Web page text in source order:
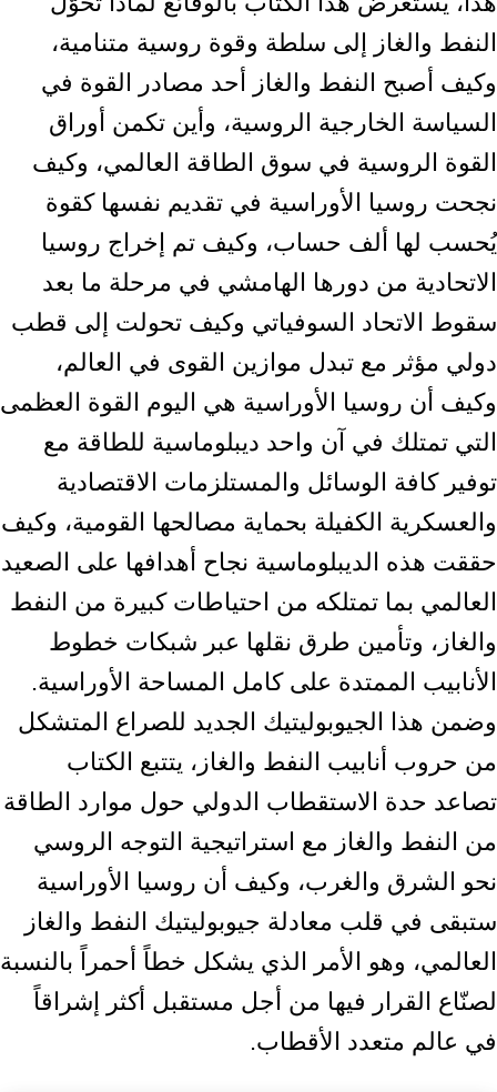
النفط والغاز إلى سلطة وقوة روسية متنامية،
وكيف أصبح النفط ‏والغاز أحد مصادر القوة في
السياسة الخارجية الروسية، وأين تكمن أوراق
القوة الروسية ‏في سوق الطاقة العالمي، وكيف
نجحت روسيا الأوراسية في تقديم نفسها كقوة
يُحسب لها ‏ألف حساب، وكيف تم إخراج روسيا
الاتحادية من دورها الهامشي في مرحلة ما بعد
سقوط ‏الاتحاد السوفياتي وكيف تحولت إلى قطب
دولي مؤثر مع تبدل موازين القوى في العالم،
‏وكيف أن روسيا الأوراسية هي اليوم القوة العظمى
التي تمتلك في آن واحد ديبلوماسية ‏للطاقة مع
توفير كافة الوسائل والمستلزمات الاقتصادية
والعسكرية الكفيلة بحماية ‏مصالحها القومية، وكيف
حققت هذه الديبلوماسية نجاح أهدافها على الصعيد
العالمي بما ‏تمتلكه من احتياطات كبيرة من النفط
والغاز، وتأمين طرق نقلها عبر شبكات خطوط
‏الأنابيب الممتدة على كامل المساحة الأوراسية.‏
وضمن هذا الجيوبوليتيك الجديد للصراع المتشكل
من حروب أنابيب النفط والغاز، يتتبع ‏الكتاب
تصاعد حدة الاستقطاب الدولي حول موارد الطاقة
من النفط والغاز مع استراتيجية ‏التوجه الروسي
نحو الشرق والغرب، وكيف أن روسيا الأوراسية
ستبقى في قلب معادلة ‏جيوبوليتيك النفط والغاز
العالمي، وهو الأمر الذي يشكل خطاً أحمراً بالنسبة
لصنّاع القرار ‏فيها من أجل مستقبل أكثر إشراقاً
في عالم متعدد الأقطاب.‏